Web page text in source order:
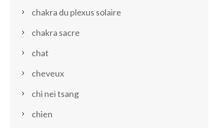
chakra du plexus solaire
chakra sacre
chat
cheveux
chi nei tsang
chien